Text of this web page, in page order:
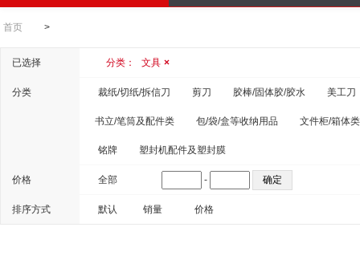
首页 >
已选择 分类： 文具 ×
分类 裁纸/切纸/拆信刀 剪刀 胶棒/固体胶/胶水 美工刀
书立/笔筒及配件类 包/袋/盒等收纳用品 文件柜/箱体类
铭牌 塑封机配件及塑封膜
价格 全部 -
排序方式 默认 销量 价格